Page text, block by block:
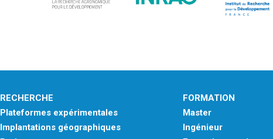
RECHERCHE
Plateformes expérimentales
Implantations géographiques
FORMATION
Master
Ingénieur